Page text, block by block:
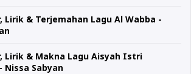
Lirik & Terjemahan Lagu Al Wabba -
Lirik & Makna Lagu Aisyah Istri
Nissa Sabyan